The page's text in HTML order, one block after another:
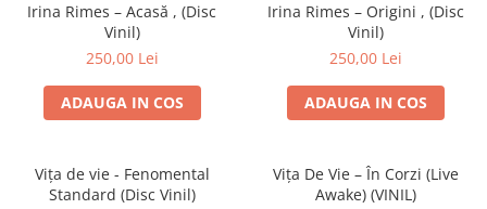
Irina Rimes – Acasă , (Disc
Vinil)
250,00 Lei
ADAUGA IN COS
Irina Rimes – Origini , (Disc
Vinil)
250,00 Lei
ADAUGA IN COS
Vița de vie - Fenomental
Standard (Disc Vinil)
Vița De Vie – În Corzi (Live
Awake) (VINIL)